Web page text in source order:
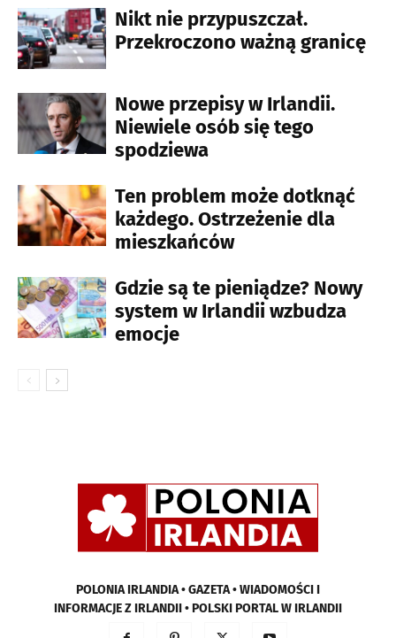
Nikt nie przypuszczał.
Przekroczono ważną granicę
Nowe przepisy w Irlandii.
Niewiele osób się tego
spodziewa
Ten problem może dotknąć
każdego. Ostrzeżenie dla
mieszkańców
Gdzie są te pieniądze? Nowy
system w Irlandii wzbudza
emocje
POLONIA IRLANDIA • GAZETA • WIADOMOŚCI I
INFORMACJE Z IRLANDII • POLSKI PORTAL W IRLANDII